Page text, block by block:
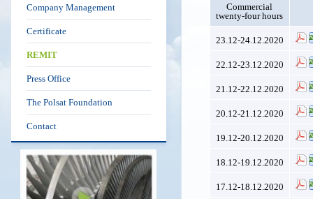
Company Management
Certificate
REMIT
Press Office
The Polsat Foundation
Contact
Commercial
twenty-four hours
23.12-24.12.2020
22.12-23.12.2020
21.12-22.12.2020
20.12-21.12.2020
19.12-20.12.2020
18.12-19.12.2020
17.12-18.12.2020